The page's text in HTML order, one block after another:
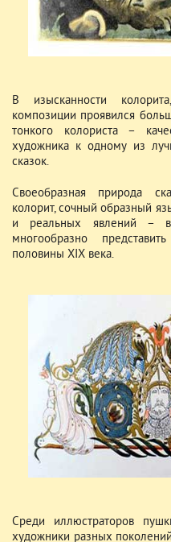
В изысканности
композиции проявился
тонкого колориста –
художника к одному из
сказок.
Своеобразная природа
колорит, сочный образный
и реальных явлений –
многообразно
половины XIX века.
Среди иллюстраторов
художники разных